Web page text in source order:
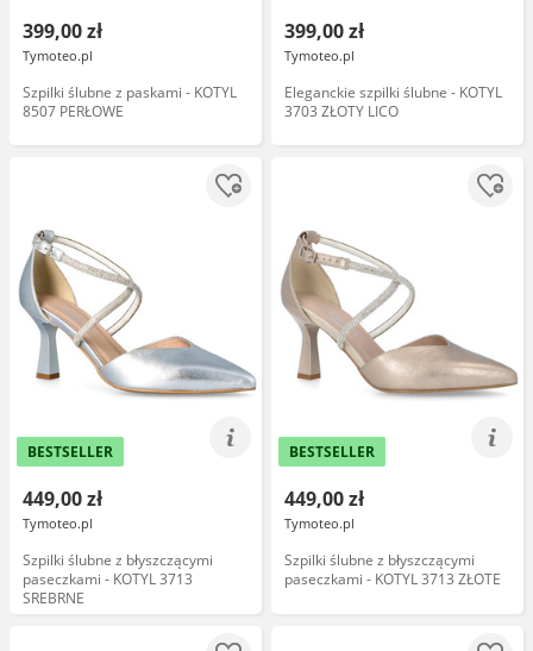
399,00 zł
Tymoteo.pl
Szpilki ślubne z paskami - KOTYL
8507 PERŁOWE
399,00 zł
Tymoteo.pl
Eleganckie szpilki ślubne - KOTYL
3703 ZŁOTY LICO
BESTSELLER
449,00 zł
Tymoteo.pl
Szpilki ślubne z błyszczącymi
paseczkami - KOTYL 3713
SREBRNE
BESTSELLER
449,00 zł
Tymoteo.pl
Szpilki ślubne z błyszczącymi
paseczkami - KOTYL 3713 ZŁOTE